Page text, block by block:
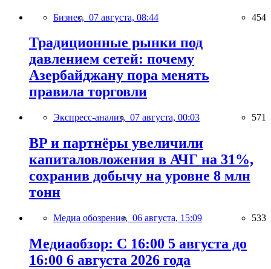
Бизнес, 07 августа, 08:44 454
Традиционные рынки под
давлением сетей: почему
Азербайджану пора менять
правила торговли
Экспресс-анализ, 07 августа, 00:03 571
BP и партнёры увеличили
капиталовложения в АЧГ на 31%,
сохранив добычу на уровне 8 млн
тонн
Медиа обозрение, 06 августа, 15:09 533
Медиаобзор: С 16:00 5 августа до
16:00 6 августа 2026 года